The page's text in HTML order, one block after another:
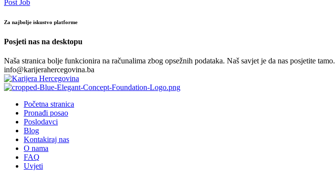
Post Job
Za najbolje iskustvo platforme
Posjeti nas na desktopu
Naša stranica bolje funkcionira na računalima zbog opsežnih podataka. Naš savjet je da nas posjetite tamo.
info@karijerahercegovina.ba
Početna stranica
Pronađi posao
Poslodavci
Blog
Kontakiraj nas
O nama
FAQ
Uvjeti